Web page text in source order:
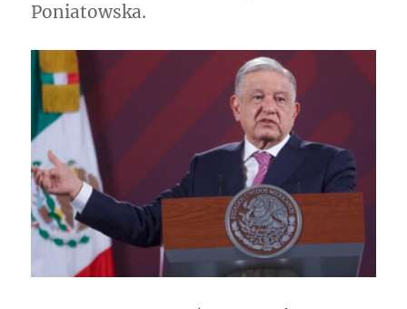
Poniatowska.